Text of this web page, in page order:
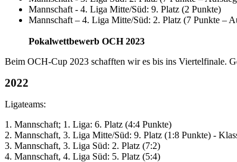
Mannschaft - 4. Liga Mitte/Süd: 9. Platz (2 Punkte)
Mannschaft – 4. Liga Mitte/Süd: 2. Platz (7 Punkte –
Pokalwettbewerb OCH 2023
Beim OCH-Cup 2023 schafften wir es bis ins Viertelfinale.
2022
Ligateams:
1. Mannschaft; 1. Liga: 6. Platz (4:4 Punkte)
2. Mannschaft, 3. Liga Mitte/Süd: 9. Platz (1:8 Punkte) -
3. Mannschaft, 3. Liga Süd: 2. Platz (7:2)
4. Mannschaft, 4. Liga Süd: 5. Platz (5:4)